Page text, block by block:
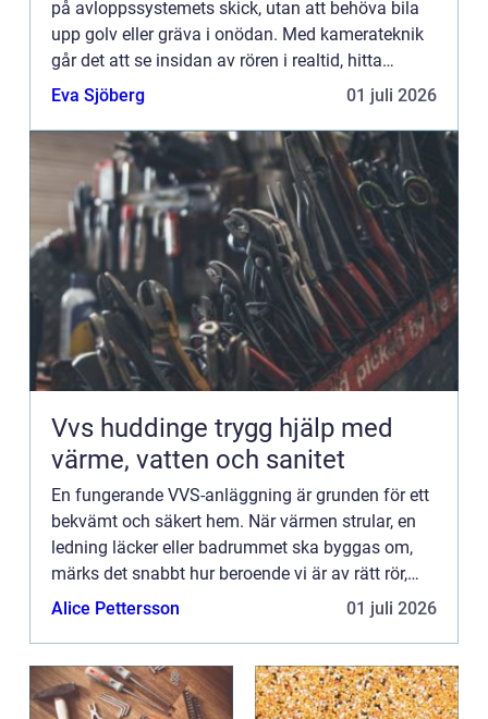
på avloppssystemets skick, utan att behöva bila
upp golv eller gräva i onödan. Med kamerateknik
går det att se insidan av rören i realtid, hitta
problem i tid och planera åtgärder på ett smart o...
Eva Sjöberg 01 juli 2026
Vvs huddinge trygg hjälp med
värme, vatten och sanitet
En fungerande VVS-anläggning är grunden för ett
bekvämt och säkert hem. När värmen strular, en
ledning läcker eller badrummet ska byggas om,
märks det snabbt hur beroende vi är av rätt rör,
rätt installationer och rätt kompetens. I Huddinge
Alice Pettersson 01 juli 2026